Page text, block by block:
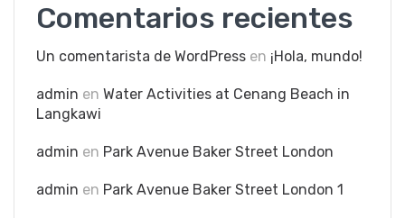
Comentarios recientes
Un comentarista de WordPress en ¡Hola, mundo!
admin en Water Activities at Cenang Beach in
Langkawi
admin en Park Avenue Baker Street London
admin en Park Avenue Baker Street London 1